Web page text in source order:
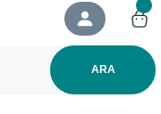
ARA